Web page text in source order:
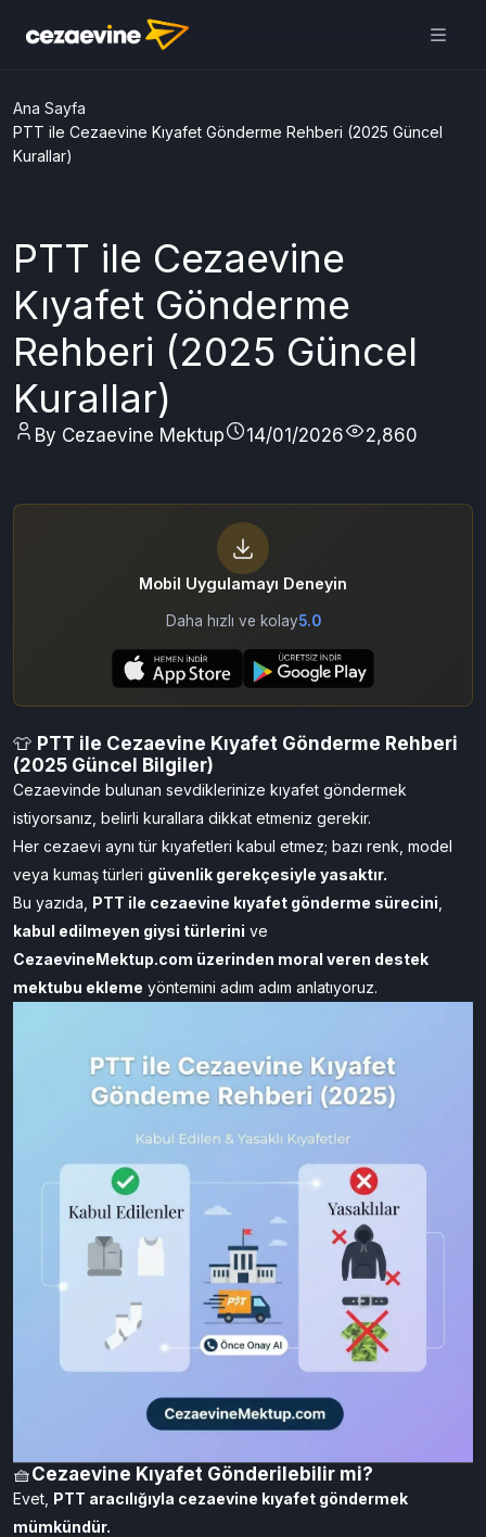
Cezaevine Mektup | Online
Mektup Yazdır ve Cezaevine
uygulamamızı kullanın
PTT ile Cezaevine Kıyafet Gönderme Rehberi (2025 Güncel
Kurallar)
PTT ile Cezaevine
Kıyafet Gönderme
Rehberi (2025 Güncel
Kurallar)
By Cezaevine Mektup 14/01/2026
Mobil Uygulamayı Deneyin
👕PTT ile Cezaevine Kıyafet Gönderme Rehberi
(2025 Güncel Bilgiler)
Cezaevinde bulunan sevdiklerinize kıyafet göndermek
istiyorsanız, belirli kurallara dikkat etmeniz gerekir.
Her cezaevi aynı tür kıyafetleri kabul etmez; bazı renk, model
veya kumaş türleri güvenlik gerekçesiyle yasaktır.
CezaevineMektup.com üzerinden moral veren destek
mektubu eklemeyöntemini adım adım anlatıyoruz.